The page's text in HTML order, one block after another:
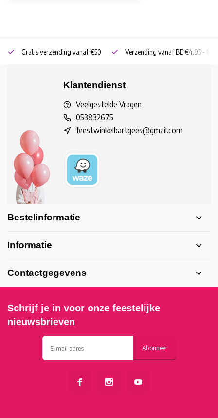
Gratis verzending vanaf €50 Verzending vanaf BE €4,95 - NL
Klantendienst
Veelgestelde Vragen
053832675
feestwinkelbartgees@gmail.com
Bestelinformatie
Informatie
Contactgegevens
Schrijf je in voor onze feestelijke
nieuwsbrieven
Abonneer